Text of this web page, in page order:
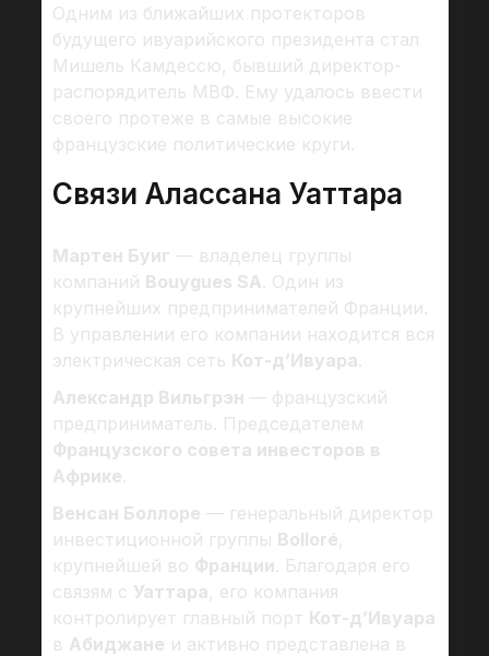
Одним из ближайших протекторов
будущего ивуарийского президента стал
Мишель Камдессю, бывший директор-
распорядитель МВФ. Ему удалось ввести
своего протеже в самые высокие
французские политические круги.
Связи Алассана Уаттара
Мартен Буиг — владелец группы
компаний Bouygues SA. Один из
крупнейших предпринимателей Франции.
В управлении его компании находится вся
электрическая сеть Кот-д’Ивуара.
Александр Вильгрэн — французский
предприниматель. Председателем
Французского совета инвесторов в
Африке.
Венсан Боллоре — генеральный директор
инвестиционной группы Bolloré,
крупнейшей во Франции. Благодаря его
связям с Уаттара, его компания
контролирует главный порт Кот-д’Ивуара
в Абиджане и активно представлена в